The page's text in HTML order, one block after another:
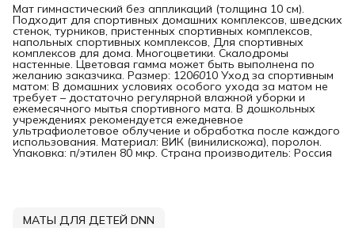
Мат гимнастический без аппликаций (толщина 10 см).
Подходит для спортивных домашних комплексов, шведских
стенок, турников, пристенных спортивных комплексов,
напольных спортивных комплексов, Для спортивных
комплексов для дома. Многоцветики. Скалодромы
настенные. Цветовая гамма может быть выполнена по
желанию заказчика. Размер: 1206010 Уход за спортивным
матом: В домашних условиях особого ухода за матом не
требует – достаточно регулярной влажной уборки и
ежемесячного мытья спортивного мата. В дошкольных
учреждениях рекомендуется ежедневное
ультрафиолетовое облучение и обработка после каждого
использования. Материал: ВИК (винилискожа), поролон.
Упаковка: п/этилен 80 мкр. Страна производитель: Россия
МАТЫ ДЛЯ ДЕТЕЙ DNN